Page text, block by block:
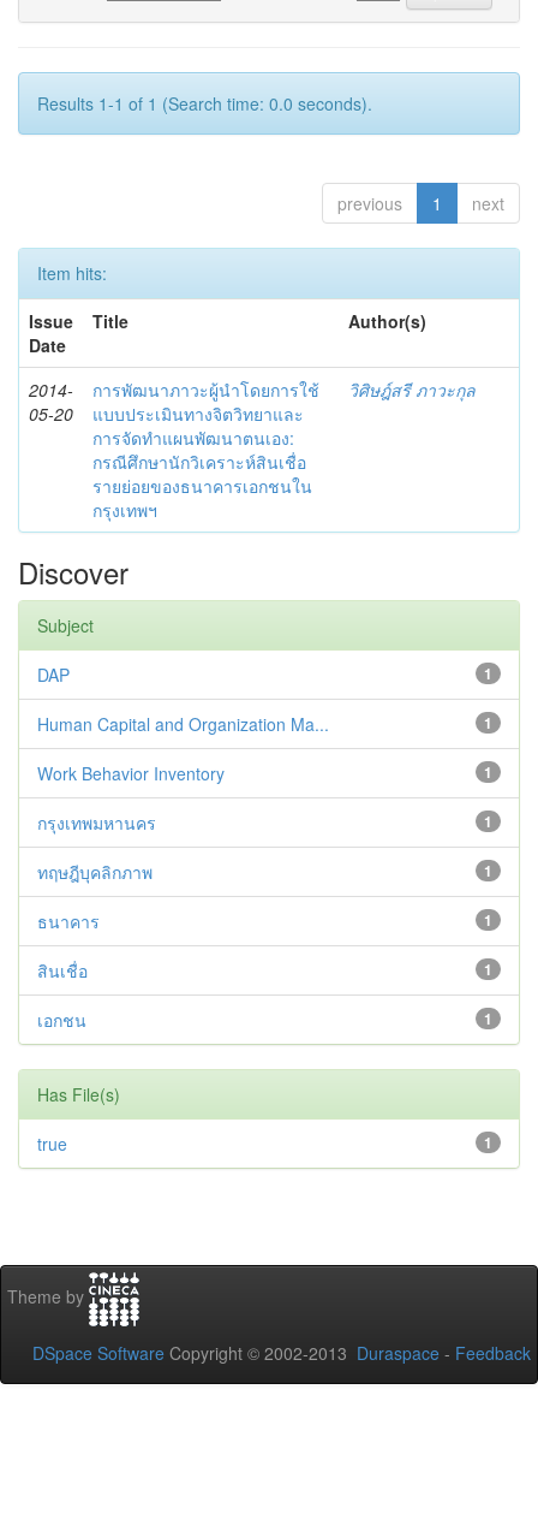
Results 1-1 of 1 (Search time: 0.0 seconds).
previous 1 next
Item hits:
Issue
Date
Title Author(s)
2014-
05-20
การพัฒนาภาวะผู้นำโดยการใช้
แบบประเมินทางจิตวิทยาและ
การจัดทำแผนพัฒนาตนเอง:
กรณีศึกษานักวิเคราะห์สินเชื่อ
รายย่อยของธนาคารเอกชนใน
กรุงเทพฯ
วิศิษฎ์สรี ภาวะกุล
Discover
Subject
1
DAP
1
Human Capital and Organization Ma...
1
Work Behavior Inventory
1
กรุงเทพมหานคร
1
ทฤษฎีบุคลิกภาพ
1
ธนาคาร
1
สินเชื่อ
1
เอกชน
Has File(s)
1
true
Theme by
DSpace Software Copyright © 2002-2013 Duraspace - Feedback